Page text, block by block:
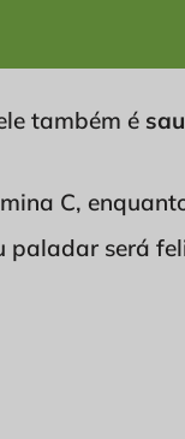
também é
C,
paladar será